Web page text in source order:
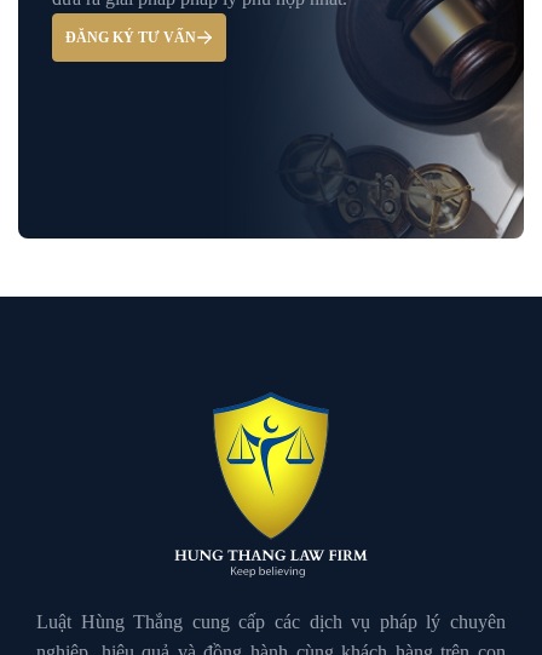
Hỏi đáp và tư vấn pháp luật
Luật Bảo Hiểm Xã Hội
Luật Giao Thông
Luật Hành Chính
Luật Hôn Nhân Gia Đình
ĐĂNG KÝ TƯ VẤN
Luật Hùng Thắng cung cấp các dịch vụ pháp lý chuyên